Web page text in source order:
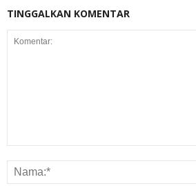
TINGGALKAN KOMENTAR